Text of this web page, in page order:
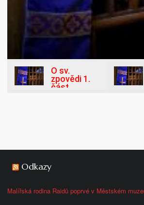
O sv.
zpovědi 1.
část
Odkazy
Malířská rodina Raidů poprvé v Městském